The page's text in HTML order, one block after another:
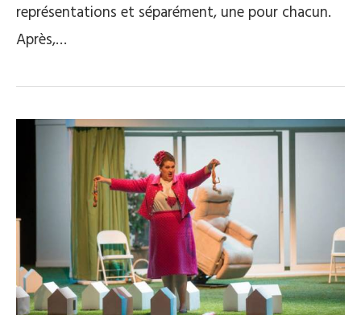
représentations et séparément, une pour chacun.
Après,…